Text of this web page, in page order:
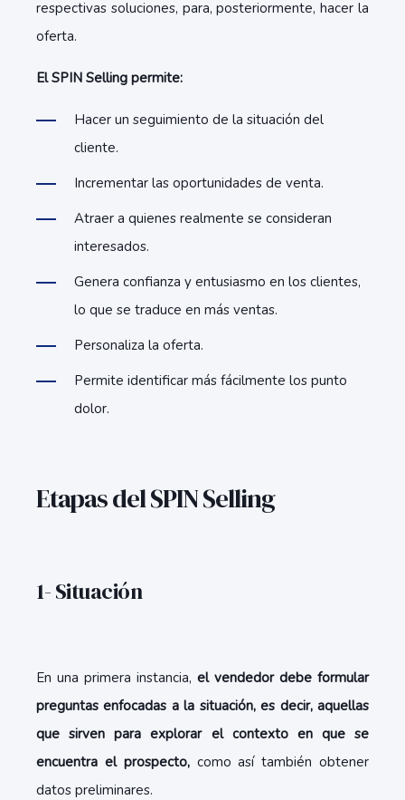
respectivas soluciones, para, posteriormente, hacer la
oferta.
El SPIN Selling permite:
Hacer un seguimiento de la situación del
cliente.
Incrementar las oportunidades de venta.
Atraer a quienes realmente se consideran
interesados.
Genera confianza y entusiasmo en los clientes,
lo que se traduce en más ventas.
Personaliza la oferta.
Permite identificar más fácilmente los punto
dolor.
Etapas del SPIN Selling
1- Situación
En una primera instancia, el vendedor debe formular
preguntas enfocadas a la situación, es decir, aquellas
que sirven para explorar el contexto en que se
encuentra el prospecto,como así también obtener
datos preliminares.